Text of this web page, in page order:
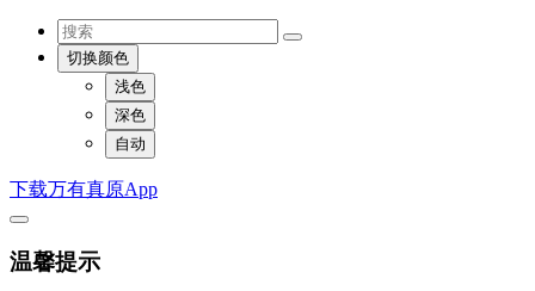
切换颜色
浅色
深色
自动
下载万有真原App
温馨提示